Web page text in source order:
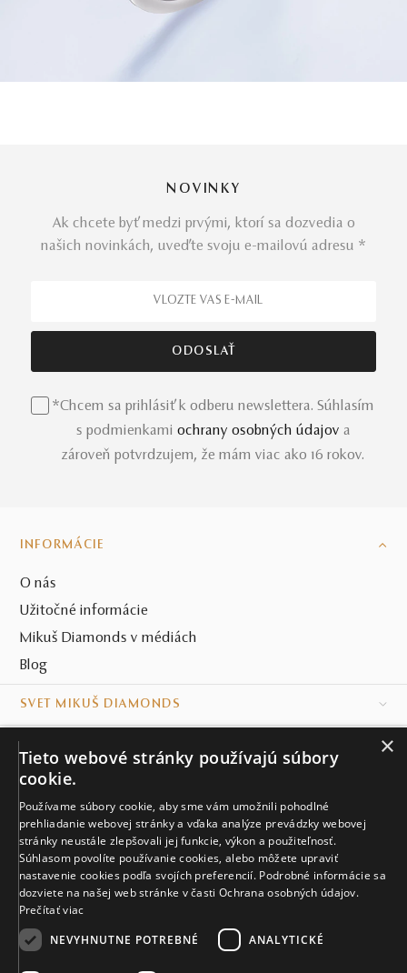
NOVINKY
Ak chcete byť medzi prvými, ktorí sa dozvedia o
našich novinkách, uveďte svoju e-mailovú adresu *
*Chcem sa prihlásiť k odberu newslettera. Súhlasím
s podmienkami ochrany osobných údajov a
zároveň potvrdzujem, že mám viac ako 16 rokov.
INFORMÁCIE
O nás
Užitočné informácie
Mikuš Diamonds v médiách
Blog
SVET MIKUŠ DIAMONDS
KONTAKT
Naše klenotníctva
Sídlo spoločnosti
×
Tieto webové stránky používajú súbory
cookie.
Používame súbory cookie, aby sme vám umožnili pohodlné
prehliadanie webovej stránky a vďaka analýze prevádzky webovej
stránky neustále zlepšovali jej funkcie, výkon a použiteľnosť.
Súhlasom povolíte používanie cookies, alebo môžete upraviť
nastavenie cookies podľa svojích preferencií. Podrobné informácie sa
dozviete na našej web stránke v časti Ochrana osobných údajov.
Prečítať viac
NEVYHNUTNE POTREBNÉ
ANALYTICKÉ